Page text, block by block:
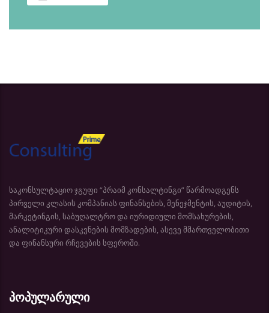
საკონსულტაციო ჯგუფი “პრაიმ კონსალტინგი” წარმოადგენს
პირველი კლასის კომპანიას ფინანსების, მენეჯმენტის, აუდიტის,
მარკეტინგის, საბუღალტრო და იურიდიული მომსახურების,
ანალიტიკური დასკვნების მომზადების, ასევე მმართველობითი
და ფინანსური რჩევების სფეროში.
პოპულარული